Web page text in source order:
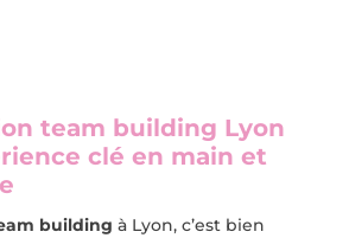
team building Lyon
clé en main et
building à Lyon, c’est bien